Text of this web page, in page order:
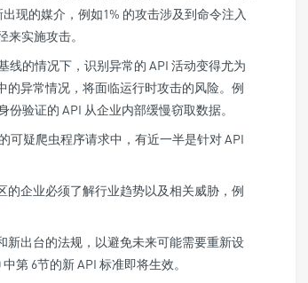
现的媒介，例如1% 的攻击涉及到命令注入
实施攻击。
线的情况下，识别异常的 API 活动变得尤为
的异常情况，将面临运行时攻击的风险。例
验证的 API 从企业内部缓慢窃取数据。
可疑爬虫程序请求中，有近一半是针对 API
的企业必须了解行业趋势以及相关威胁，例
新出台的法规，以避免未来可能需要重新设
第 6节的新 API 标准即将生效。